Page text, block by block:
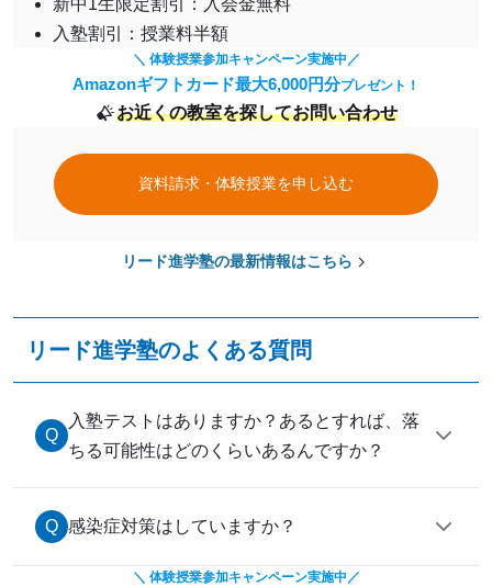
入塾割引：授業料半額
＼ 体験授業参加キャンペーン実施中／
Amazonギフトカード最大6,000円分プレゼント！
お近くの教室を探してお問い合わせ
資料請求・体験授業を申し込む
リード進学塾の最新情報はこちら
リード進学塾のよくある質問
入塾テストはありますか？あるとすれば、落
ちる可能性はどのくらいあるんですか？
感染症対策はしていますか？
＼ 体験授業参加キャンペーン実施中／